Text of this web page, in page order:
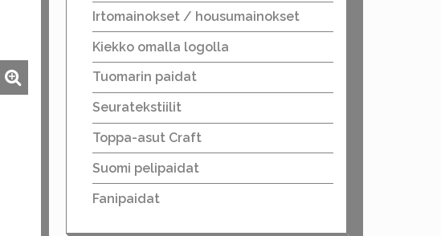
Irtomainokset / housumainokset
Kiekko omalla logolla
Tuomarin paidat
Seuratekstiilit
Toppa-asut Craft
Suomi pelipaidat
Fanipaidat